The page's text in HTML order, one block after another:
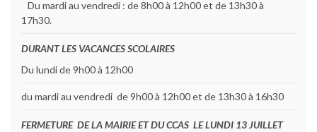
Du mardi au vendredi : de 8h00 à 12h00 et de 13h30 à
17h30.
DURANT LES VACANCES SCOLAIRES
Du lundi de 9h00 à 12h00
du mardi au vendredi de 9h00 à 12h00 et de 13h30 à 16h30
FERMETURE DE LA MAIRIE ET DU CCAS LE LUNDI 13 JUILLET